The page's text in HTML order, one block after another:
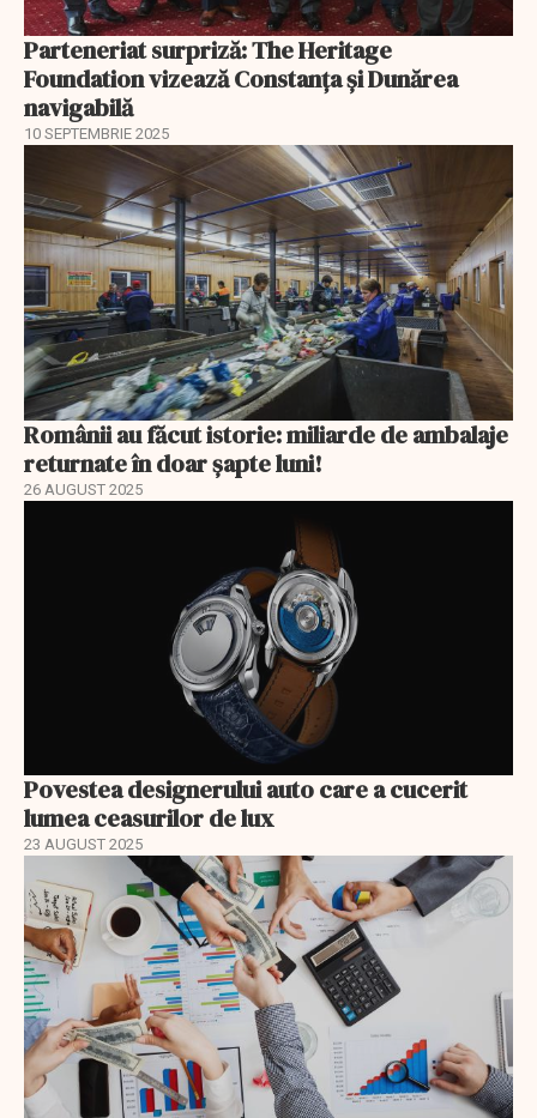
Parteneriat surpriză: The Heritage
Foundation vizează Constanța și Dunărea
navigabilă
10 SEPTEMBRIE 2025
Românii au făcut istorie: miliarde de ambalaje
returnate în doar șapte luni!
26 AUGUST 2025
Povestea designerului auto care a cucerit
lumea ceasurilor de lux
23 AUGUST 2025